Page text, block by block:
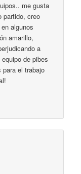
me gusta
partido, creo
algunos
amarillo,
a
de pibes
para el trabajo